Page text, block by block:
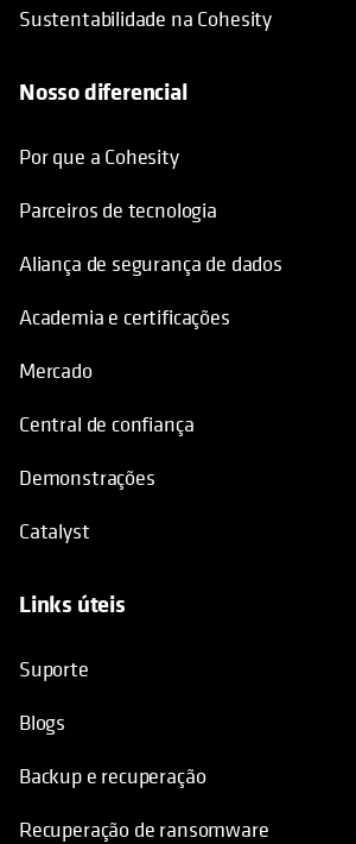
Sustentabilidade na Cohesity
Nosso diferencial
Por que a Cohesity
Parceiros de tecnologia
Aliança de segurança de dados
Academia e certificações
Mercado
Central de confiança
Demonstrações
Catalyst
Links úteis
Suporte
Blogs
Backup e recuperação
Recuperação de ransomware